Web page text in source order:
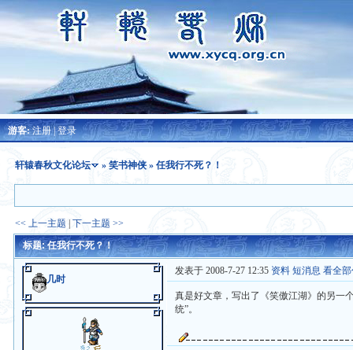
游客:注册|登录
轩辕春秋文化论坛 »笑书神侠» 任我行不死？！
<< 上一主题 |下一主题 >>
标题: 任我行不死？！
几时
发表于 2008-7-27 12:35 资料 短消息 看全
真是好文章，写出了《笑傲江湖》的另一
统”。